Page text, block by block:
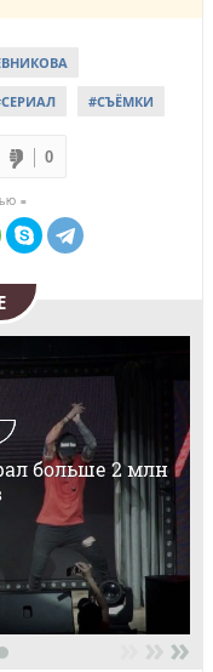
#СЪЁМКИ
0
≡
больше 2 млн
»»»